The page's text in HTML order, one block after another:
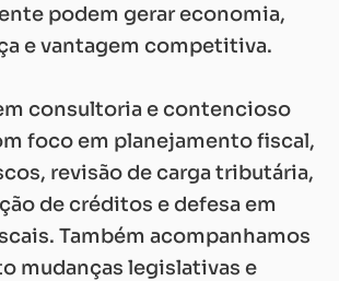
podem gerar economia,
e vantagem competitiva.
consultoria e contencioso
foco em planejamento fiscal,
revisão de carga tributária,
de créditos e defesa em
Também acompanhamos
mudanças legislativas e